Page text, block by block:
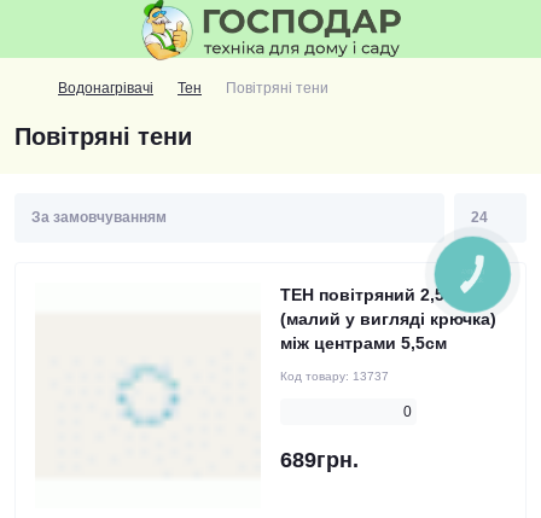
Водонагрівачі Тен Повітряні тени
Повітряні тени
ТЕН повітряний 2,5кВт
(малий у вигляді крючка)
між центрами 5,5см
Код товару: 13737
0
689грн.
КНОПКА
ЗВ'ЯЗКУ